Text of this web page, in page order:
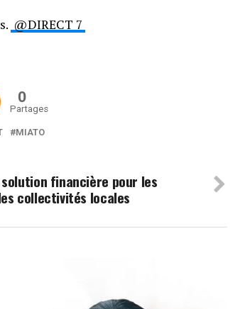
@DIRECT 7
0
Partages
MIATO
solution financière pour les
collectivités locales